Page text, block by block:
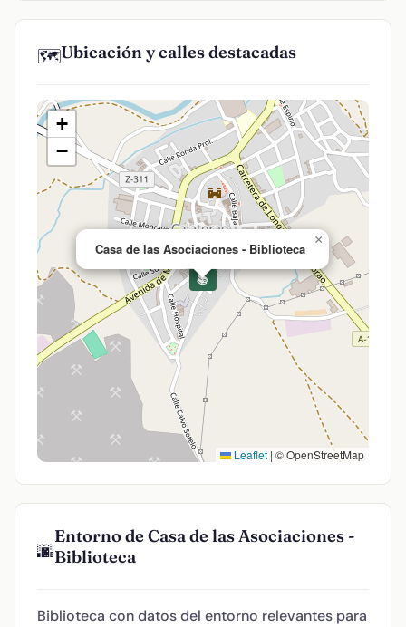
🗺️Ubicación y calles destacadas
📚
Casa de las Asociaciones - Biblioteca
×
+
−
Leaflet | © OpenStreetMap
🌆
Entorno de Casa de las Asociaciones -
Biblioteca
Biblioteca con datos del entorno relevantes para